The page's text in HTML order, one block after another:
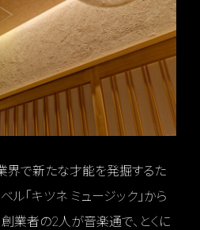
界で新たな才能を発掘するた
ル「キツネ ミュージック」から
創業者の2人が音楽通で、とくに